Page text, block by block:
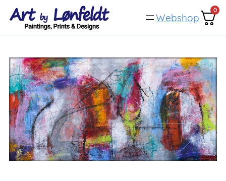
Spring
indhold
Webshop
0